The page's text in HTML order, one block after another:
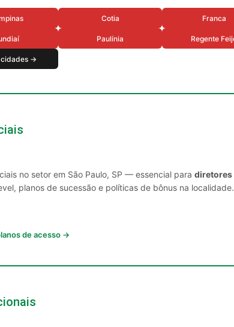
Cotia Franca
Paulínia Regente
cidades →
no setor em São Paulo, SP — essencial para diretores
planos de sucessão e políticas de bônus na localidade.
de acesso →